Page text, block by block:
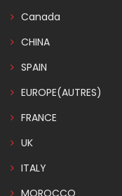
Canada
CHINA
SPAIN
EUROPE(AUTRES)
FRANCE
UK
ITALY